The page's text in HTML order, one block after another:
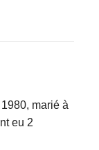
marié à
eu 2